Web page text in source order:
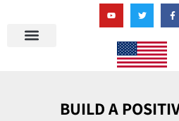
BUILD A